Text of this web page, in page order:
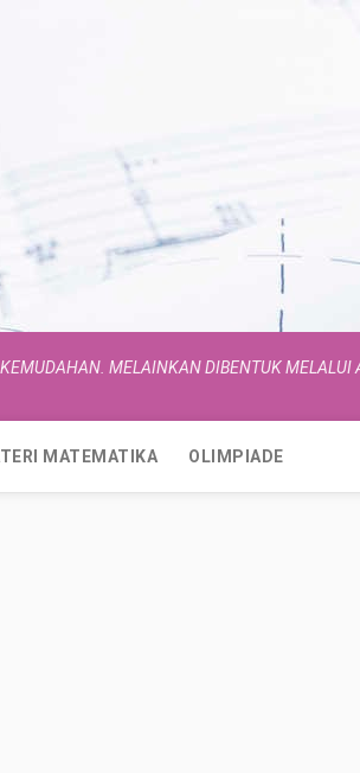
MELAINKAN DIBENTUK MELALUI
MATEMATIKA OLIMPIADE